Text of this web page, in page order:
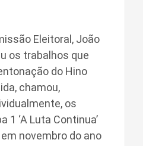
Eleitoral, João
os trabalhos que
do Hino
chamou,
os
1 ‘A Luta Continua’
novembro do ano